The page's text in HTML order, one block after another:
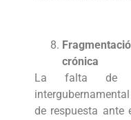
crónica
La falta de
de respuesta ante